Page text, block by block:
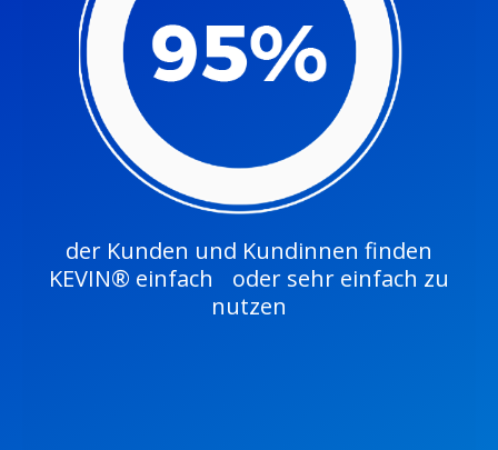
der Kunden und Kundinnen finden
KEVIN® einfach oder sehr einfach zu
nutzen